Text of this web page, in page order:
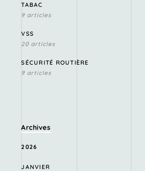
TABAC
9 articles
VSS
20 articles
SÉCURITÉ ROUTIÈRE
9 articles
Archives
2026
JANVIER